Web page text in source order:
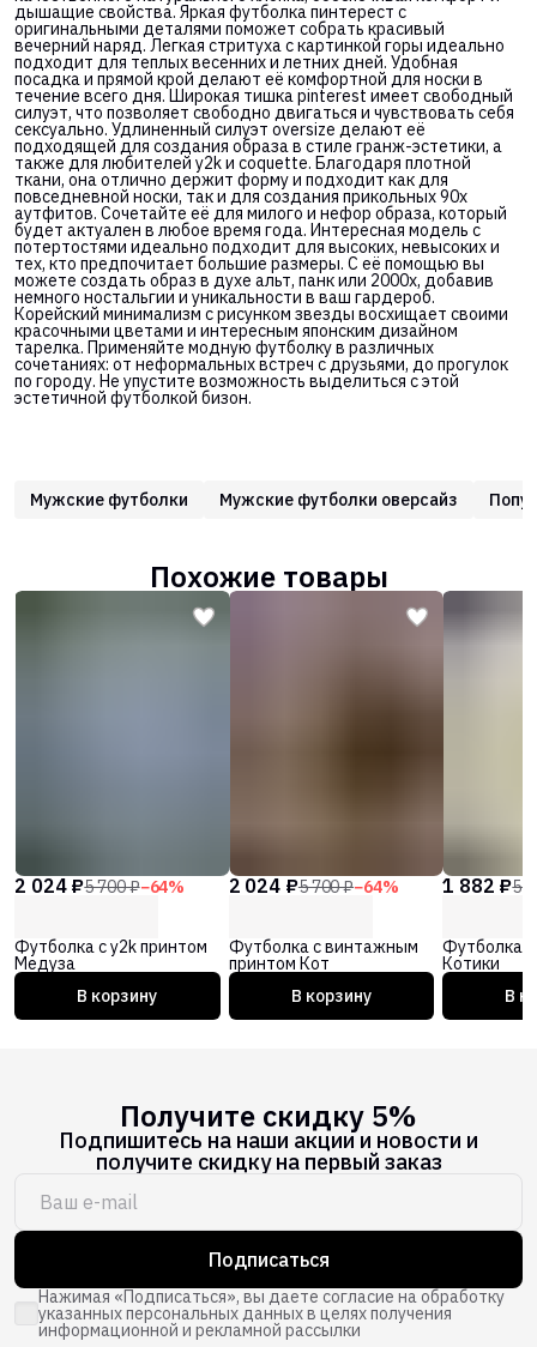
дышащие свойства. Яркая футболка пинтерест с
оригинальными деталями поможет собрать красивый
вечерний наряд. Легкая стритуха с картинкой горы идеально
подходит для теплых весенних и летних дней. Удобная
посадка и прямой крой делают её комфортной для носки в
течение всего дня. Широкая тишка pinterest имеет свободный
силуэт, что позволяет свободно двигаться и чувствовать себя
сексуально. Удлиненный силуэт oversize делают её
подходящей для создания образа в стиле гранж-эстетики, а
также для любителей y2k и coquette. Благодаря плотной
ткани, она отлично держит форму и подходит как для
повседневной носки, так и для создания прикольных 90х
аутфитов. Сочетайте её для милого и нефор образа, который
будет актуален в любое время года. Интересная модель с
потертостями идеально подходит для высоких, невысоких и
тех, кто предпочитает большие размеры. С её помощью вы
можете создать образ в духе альт, панк или 2000х, добавив
немного ностальгии и уникальности в ваш гардероб.
Корейский минимализм с рисунком звезды восхищает своими
красочными цветами и интересным японским дизайном
тарелка. Применяйте модную футболку в различных
сочетаниях: от неформальных встреч с друзьями, до прогулок
по городу. Не упустите возможность выделиться с этой
эстетичной футболкой бизон.
Мужские футболки Мужские футболки оверсайз
Похожие товары
2 024 ₽5 700 ₽−64%
Футболка с y2k принтом
Медуза
В корзину
2 024 ₽5 700 ₽−64%
Футболка с винтажным
принтом Кот
В корзину
1 882 ₽5
Футболка
Котики
В
Получите скидку 5%
Подпишитесь на наши акции и новости и
получите скидку на первый заказ
Подписаться
Нажимая «Подписаться», вы даете согласие на обработку
указанных персональных данных в целях получения
информационной и рекламной рассылки